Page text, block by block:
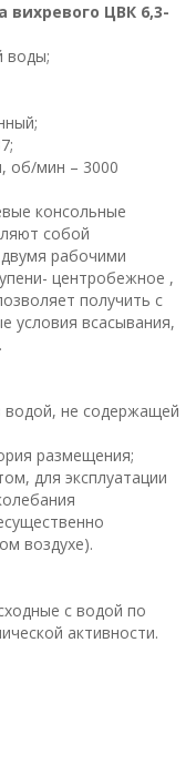
вихревого ЦВК 6,3-
воды;
об/мин – 3000
консольные
собой
рабочими
центробежное ,
получить с
условия всасывания,
водой, не содержащей
размещения;
для эксплуатации
воздухе).
с водой по
активности.